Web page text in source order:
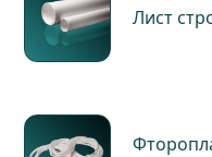
Лист